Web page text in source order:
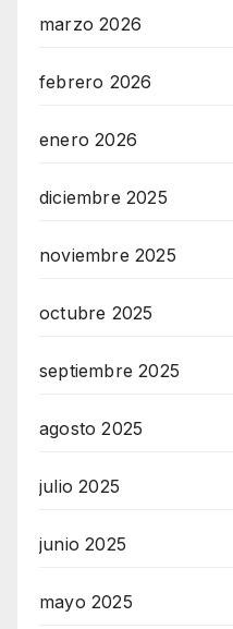
marzo 2026
febrero 2026
enero 2026
diciembre 2025
noviembre 2025
octubre 2025
septiembre 2025
agosto 2025
julio 2025
junio 2025
mayo 2025